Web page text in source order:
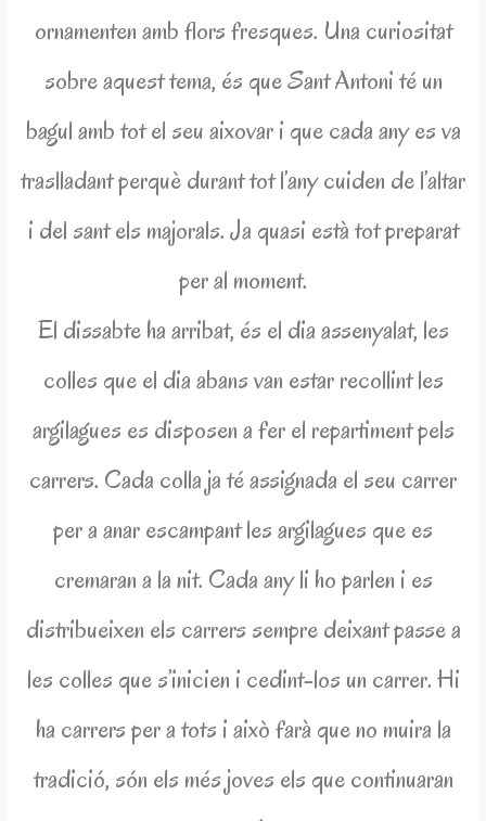
ornamenten amb flors fresques. Una curiositat
sobre aquest tema, és que Sant Antoni té un
bagul amb tot el seu aixovar i que cada any es va
traslladant perquè durant tot l’any cuiden de l’altar
i del sant els majorals. Ja quasi està tot preparat
per al moment.
El dissabte ha arribat, és el dia assenyalat, les
colles que el dia abans van estar recollint les
argilagues es disposen a fer el repartiment pels
carrers. Cada colla ja té assignada el seu carrer
per a anar escampant les argilagues que es
cremaran a la nit. Cada any li ho parlen i es
distribueixen els carrers sempre deixant passe a
les colles que s’inicien i cedint-los un carrer. Hi
ha carrers per a tots i això farà que no muira la
tradició, són els més joves els que continuaran